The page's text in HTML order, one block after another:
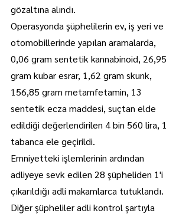
gözaltına alındı.
Operasyonda şüphelilerin ev, iş yeri ve
otomobillerinde yapılan aramalarda,
0,06 gram sentetik kannabinoid, 26,95
gram kubar esrar, 1,62 gram skunk,
156,85 gram metamfetamin, 13
sentetik ecza maddesi, suçtan elde
edildiği değerlendirilen 4 bin 560 lira, 1
tabanca ele geçirildi.
Emniyetteki işlemlerinin ardından
adliyeye sevk edilen 28 şüpheliden 1'i
çıkarıldığı adli makamlarca tutuklandı.
Diğer şüpheliler adli kontrol şartıyla